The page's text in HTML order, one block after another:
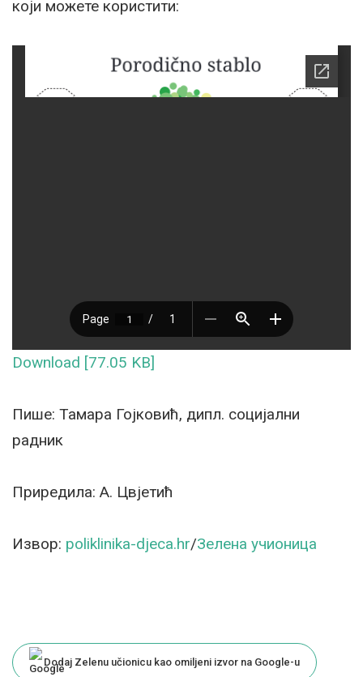
који можете користити:
Download [77.05 KB]
Пише: Тамара Гојковић, дипл. социјални
радник
Приредила: А. Цвјетић
Извор: poliklinika-djeca.hr/Зелена учионица
Dodaj Zelenu učionicu kao omiljeni izvor na Google-u